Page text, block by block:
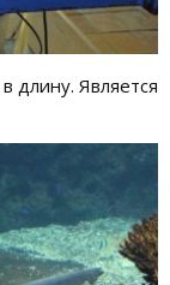
длину. Является